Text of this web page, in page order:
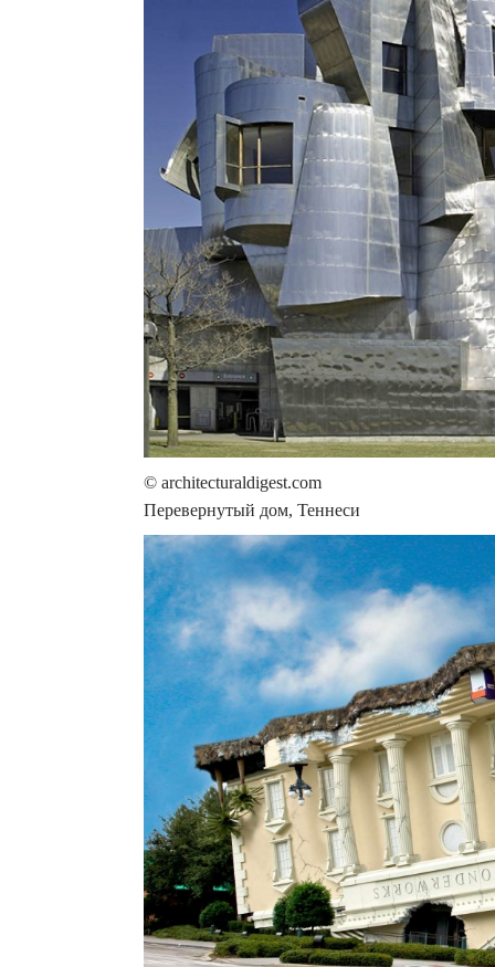
© architecturaldigest.com
Перевернутый дом, Теннеси